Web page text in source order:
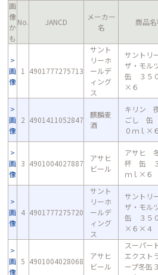
画
像
か
も
No. JANCD
メーカー
名
商品
画
像
1 4901777275713
サント
リーホ
ールデ
ィング
ス
サントリ
ザ・モル
缶 ３５
×６
画
像
2 4901411052847
麒麟麦
酒
キリン
ごし 缶
０ｍｌ×６
画
像
3 4901004027887
アサヒ
ビール
アサヒ
杯 缶 ３
ｍｌ×６
画
像
4 4901777275720
サント
リーホ
ールデ
ィング
ス
サントリ
ザ・モル
缶 ３５
×６×４
画
像
5 4901004028068
アサヒ
ビール
スーパー
エクスト
ープ冬缶